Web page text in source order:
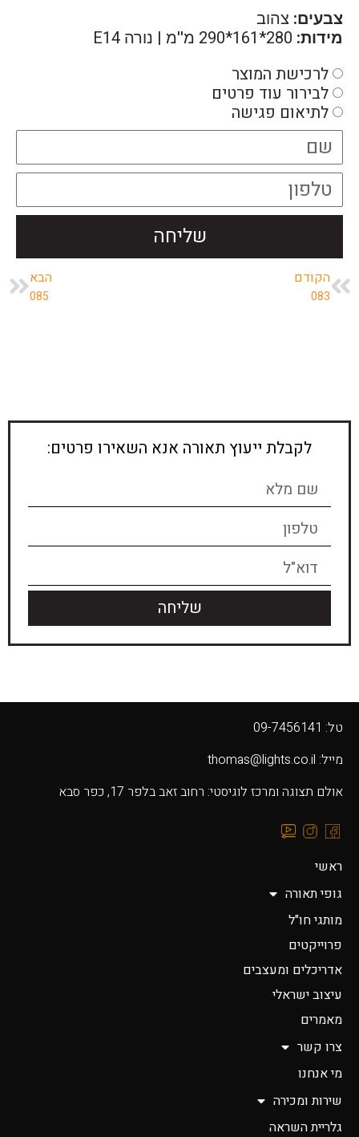
צבעים: צהוב
מידות: 280*161*290 מ''מ | נורה E14
לרכישת המוצר
לבירור עוד פרטים
לתיאום פגישה
שליחה
הקודם
083
הבא
085
לקבלת ייעוץ תאורה אנא השאירו פרטים:
שליחה
טל: 09-7456141
מייל: thomas@lights.co.il‬
אולם תצוגה ומרכז לוגיסטי: רחוב זאב בלפר 17, כפר סבא
ראשי
גופי תאורה
מותגי חו"ל
פרוייקטים
אדריכלים ומעצבים
עיצוב ישראלי
מאמרים
צרו קשר
מי אנחנו
שירות ומכירה
גלריית השראה